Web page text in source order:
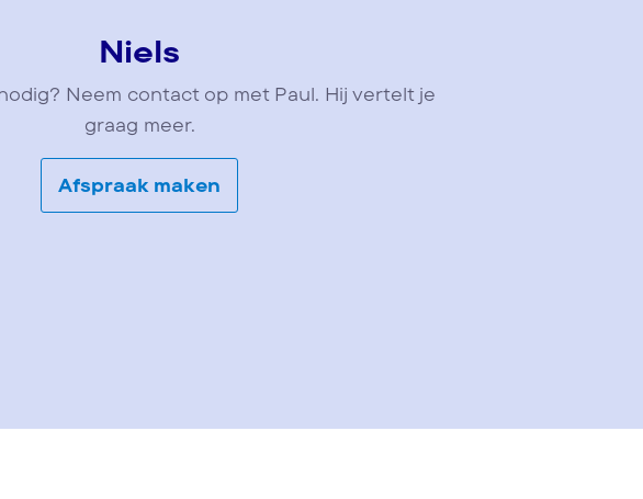
Niels
Neem contact op met Paul. Hij vertelt je
graag meer.
Afspraak maken